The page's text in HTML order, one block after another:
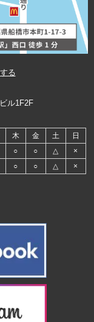
る
ル1F2F
木 金 土
日
○ ○ △
×
○ ○ △ ×